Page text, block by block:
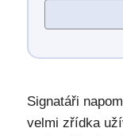
Signatáři
velmi zřídka